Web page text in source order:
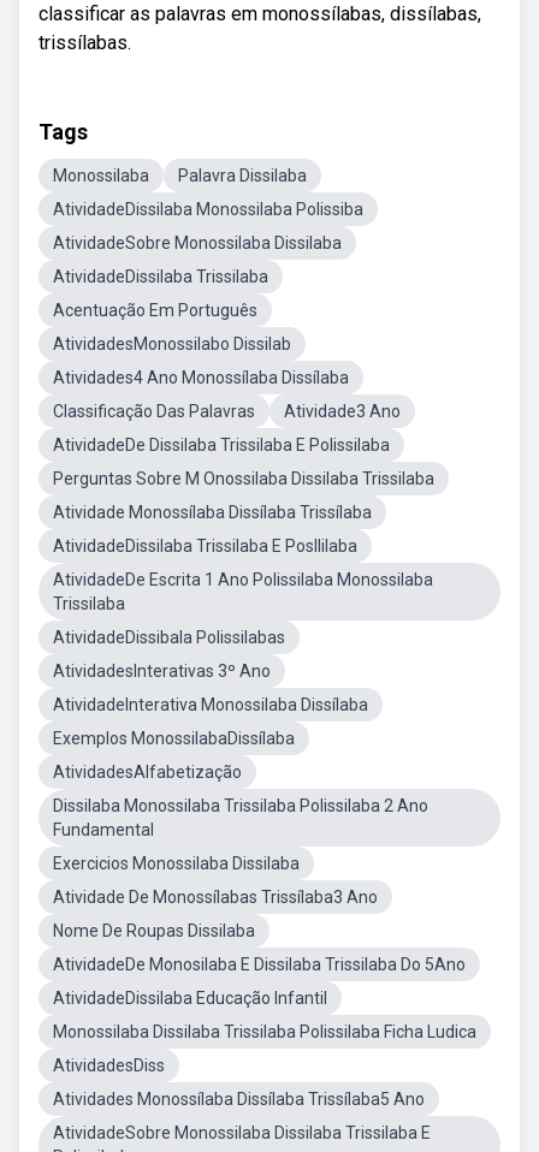
classificar as palavras em monossílabas, dissílabas,
trissílabas.
Tags
Monossilaba
Palavra Dissilaba
AtividadeDissilaba Monossilaba Polissiba
AtividadeSobre Monossilaba Dissilaba
AtividadeDissilaba Trissilaba
Acentuação Em Português
AtividadesMonossilabo Dissilab
Atividades4 Ano Monossílaba Dissílaba
Classificação Das Palavras
Atividade3 Ano
AtividadeDe Dissilaba Trissilaba E Polissilaba
Perguntas Sobre M Onossilaba Dissilaba Trissilaba
Atividade Monossílaba Dissílaba Trissílaba
AtividadeDissilaba Trissilaba E Posllilaba
AtividadeDe Escrita 1 Ano Polissilaba Monossilaba
Trissilaba
AtividadeDissibala Polissilabas
AtividadesInterativas 3º Ano
AtividadeInterativa Monossilaba Dissílaba
Exemplos MonossilabaDissílaba
AtividadesAlfabetização
Dissilaba Monossilaba Trissilaba Polissilaba 2 Ano
Fundamental
Exercicios Monossilaba Dissilaba
Atividade De Monossílabas Trissílaba3 Ano
Nome De Roupas Dissilaba
AtividadeDe Monosilaba E Dissilaba Trissilaba Do 5Ano
AtividadeDissilaba Educação Infantil
Monossilaba Dissilaba Trissilaba Polissilaba Ficha Ludica
AtividadesDiss
Atividades Monossílaba Dissílaba Trissílaba5 Ano
AtividadeSobre Monossilaba Dissilaba Trissilaba E